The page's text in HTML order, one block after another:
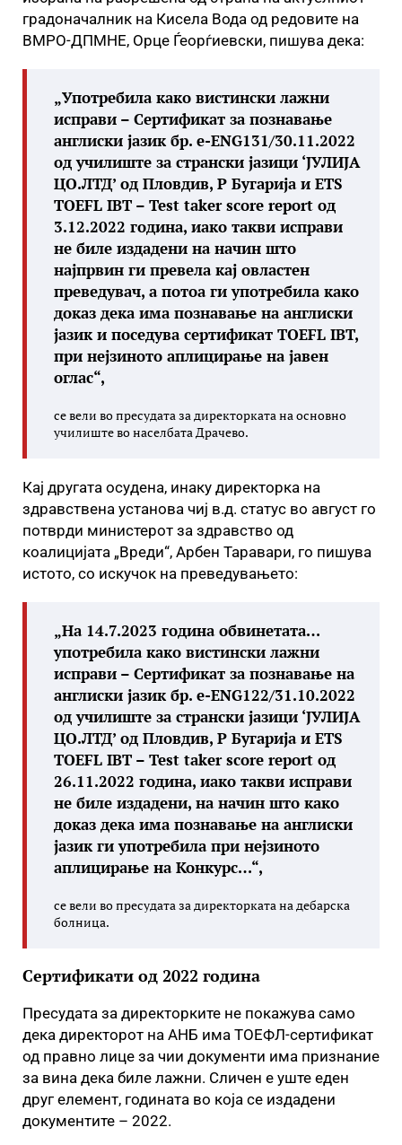
градоначалник на Кисела Вода од редовите на
ВМРО-ДПМНЕ, Орце Ѓеорѓиевски, пишува дека:
„Употребила како вистински лажни
исправи – Сертификат за познавање
англиски јазик бр. е-ENG131/30.11.2022
од училиште за странски јазици ‘ЈУЛИЈА
ЦО.ЛТД’ од Пловдив, Р Бугарија и ETS
TOEFL IBT – Test taker score report од
3.12.2022 година, иако такви исправи
не биле издадени на начин што
најпрвин ги превела кај овластен
преведувач, а потоа ги употребила како
доказ дека има познавање на англиски
јазик и поседува сертификат TOEFL IBT,
при нејзиното аплицирање на јавен
оглас“,
се вели во пресудата за директорката на основно
училиште во населбата Драчево.
Кај другата осудена, инаку директорка на
здравствена установа чиј в.д. статус во август го
потврди министерот за здравство од
коалицијата „Вреди“, Арбен Таравари, го пишува
истото, со искучок на преведувањето:
„На 14.7.2023 година обвинетата…
употребила како вистински лажни
исправи – Сертификат за познавање на
англиски јазик бр. е-ENG122/31.10.2022
од училиште за странски јазици ‘ЈУЛИЈА
ЦО.ЛТД’ од Пловдив, Р Бугарија и ETS
TOEFL IBT – Test taker score report од
26.11.2022 година, иако такви исправи
не биле издадени, на начин што како
доказ дека има познавање на англиски
јазик ги употребила при нејзиното
аплицирање на Конкурс…“,
се вели во пресудата за директорката на дебарска
болница.
Сертификати од 2022 година
Пресудата за директорките не покажува само
дека директорот на АНБ има ТОЕФЛ-сертификат
од правно лице за чии документи има признание
за вина дека биле лажни. Сличен е уште еден
друг елемент, годината во која се издадени
документите – 2022.